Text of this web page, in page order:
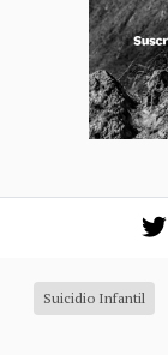
Suicidio Infantil